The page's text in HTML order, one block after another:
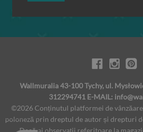
Wallmuralia 43-100 Tychy, ul.
312294741 E-MAIL:
©2026 Conținutul platformei de vânzăare
poloneză prin dreptul de autor și drepturi
Dacă ai observaţii referitoare la